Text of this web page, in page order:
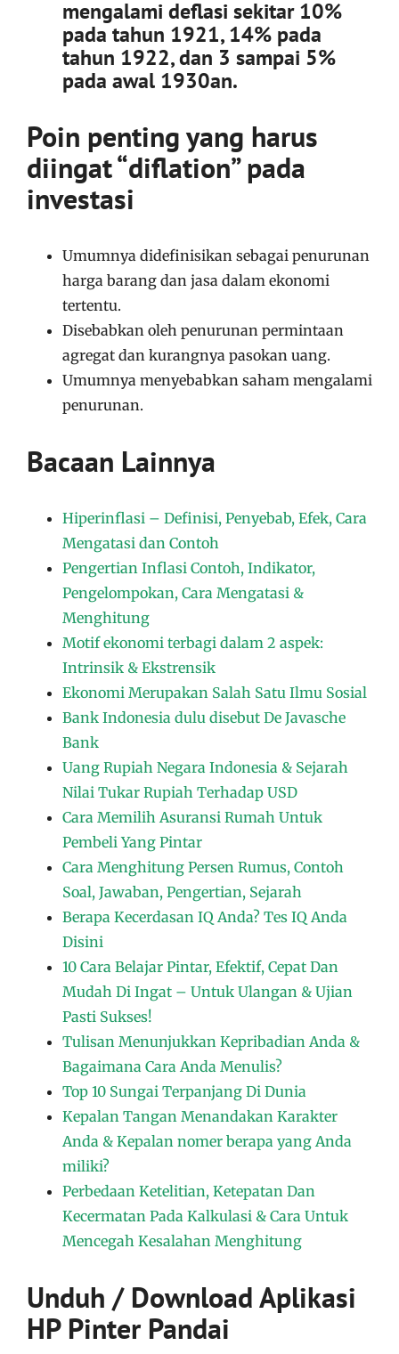
mengalami deflasi sekitar 10%
pada tahun 1921, 14% pada
tahun 1922, dan 3 sampai 5%
pada awal 1930an.
Poin penting yang harus
diingat “diflation” pada
investasi
Umumnya didefinisikan sebagai penurunan
harga barang dan jasa dalam ekonomi
tertentu.
Disebabkan oleh penurunan permintaan
agregat dan kurangnya pasokan uang.
Umumnya menyebabkan saham mengalami
penurunan.
Bacaan Lainnya
Hiperinflasi – Definisi, Penyebab, Efek, Cara
Mengatasi dan Contoh
Pengertian Inflasi Contoh, Indikator,
Pengelompokan, Cara Mengatasi &
Menghitung
Motif ekonomi terbagi dalam 2 aspek:
Intrinsik & Ekstrensik
Ekonomi Merupakan Salah Satu Ilmu Sosial
Bank Indonesia dulu disebut De Javasche
Bank
Uang Rupiah Negara Indonesia & Sejarah
Nilai Tukar Rupiah Terhadap USD
Cara Memilih Asuransi Rumah Untuk
Pembeli Yang Pintar
Cara Menghitung Persen Rumus, Contoh
Soal, Jawaban, Pengertian, Sejarah
Berapa Kecerdasan IQ Anda? Tes IQ Anda
Disini
10 Cara Belajar Pintar, Efektif, Cepat Dan
Mudah Di Ingat – Untuk Ulangan & Ujian
Pasti Sukses!
Tulisan Menunjukkan Kepribadian Anda &
Bagaimana Cara Anda Menulis?
Top 10 Sungai Terpanjang Di Dunia
Kepalan Tangan Menandakan Karakter
Anda & Kepalan nomer berapa yang Anda
miliki?
Perbedaan Ketelitian, Ketepatan Dan
Kecermatan Pada Kalkulasi & Cara Untuk
Mencegah Kesalahan Menghitung
Unduh / Download Aplikasi
HP Pinter Pandai